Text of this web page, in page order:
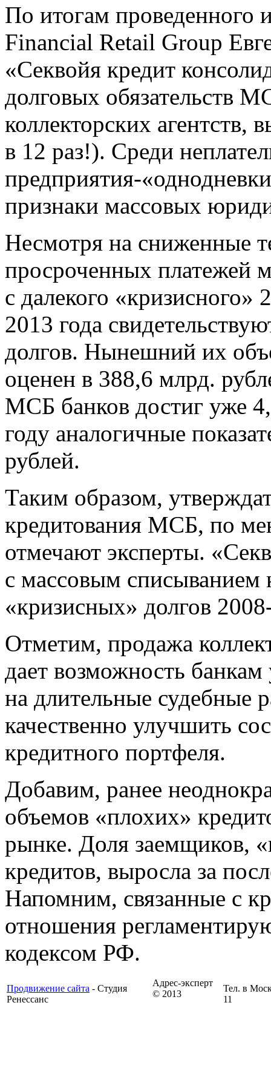
По итогам проведенного
Financial Retail Group
«Секвойя кредит
долговых обязательств
коллекторских агентств,
в 12 раз!). Среди
предприятия-
признаки массовых
Несмотря на сниженные
просроченных платежей
с далекого
2013 года
долгов. Нынешний их
оценен в 388,6 млрд.
МСБ банков достиг уже
году аналогичные
рублей.
Таким образом,
кредитования МСБ, по
отмечают эксперты.
с массовым списыванием
«кризисных» долгов
Отметим, продажа
дает возможность
на длительные судебные
качественно улучшить
кредитного портфеля.
Добавим, ранее
объемов «плохих»
рынке. Доля заемщиков,
кредитов, выросла за
Напомним, связанные с
отношения
кодексом РФ.
Продвижение сайта - Студия
Ренессанс
Адрес-эксперт
© 2013
Тел. в
11